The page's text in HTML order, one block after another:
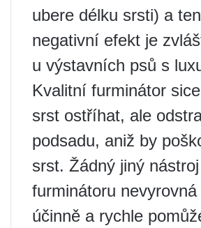
ubere délku srsti) a
negativní efekt je
u výstavních psů s
Kvalitní furminátor
srst ostříhat, ale
podsadu, aniž by
srst. Žádný jiný
furminátoru nevyrovná
účinně a rychle